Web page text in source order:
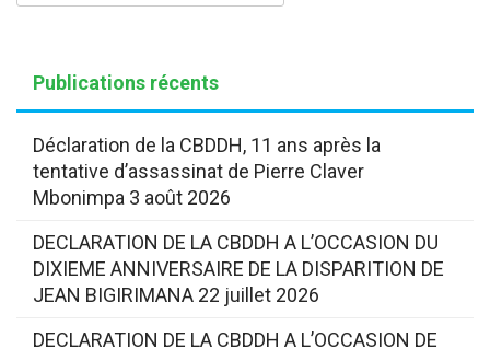
Publications récents
Déclaration de la CBDDH, 11 ans après la
tentative d’assassinat de Pierre Claver
Mbonimpa 3 août 2026
DECLARATION DE LA CBDDH A L’OCCASION DU
DIXIEME ANNIVERSAIRE DE LA DISPARITION DE
JEAN BIGIRIMANA 22 juillet 2026
DECLARATION DE LA CBDDH A L’OCCASION DE